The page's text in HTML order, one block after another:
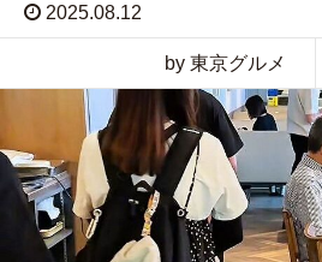
2025.08.12
by 東京グルメ